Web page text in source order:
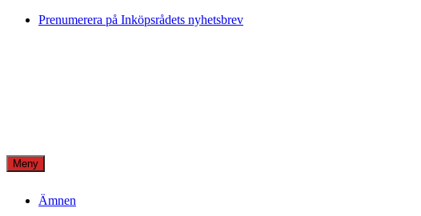
Skip
Prenumerera på Inköpsrådets nyhetsbrev
Meny
Ämnen